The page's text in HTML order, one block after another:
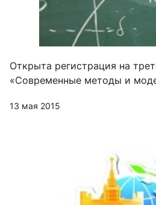
Открыта регистрация на
«Современные методы и
13 мая 2015